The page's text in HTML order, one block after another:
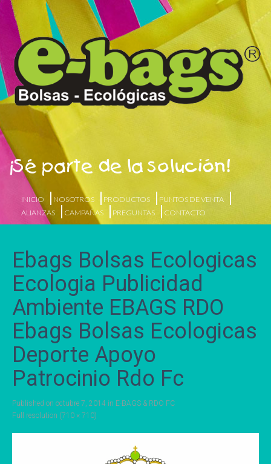
¡Sé parte de la solución!
INICIO NOSOTROS PRODUCTOS
PUNTOS DE VENTA
ALIANZAS
CAMPAÑAS PREGUNTAS CONTACTO
Ebags Bolsas Ecologicas
Ecologia Publicidad
Ambiente EBAGS RDO
Ebags Bolsas Ecologicas
Deporte Apoyo
Patrocinio Rdo Fc
Published on octubre 7, 2014 in E-BAGS & RDO FC
Full resolution (710 × 710)